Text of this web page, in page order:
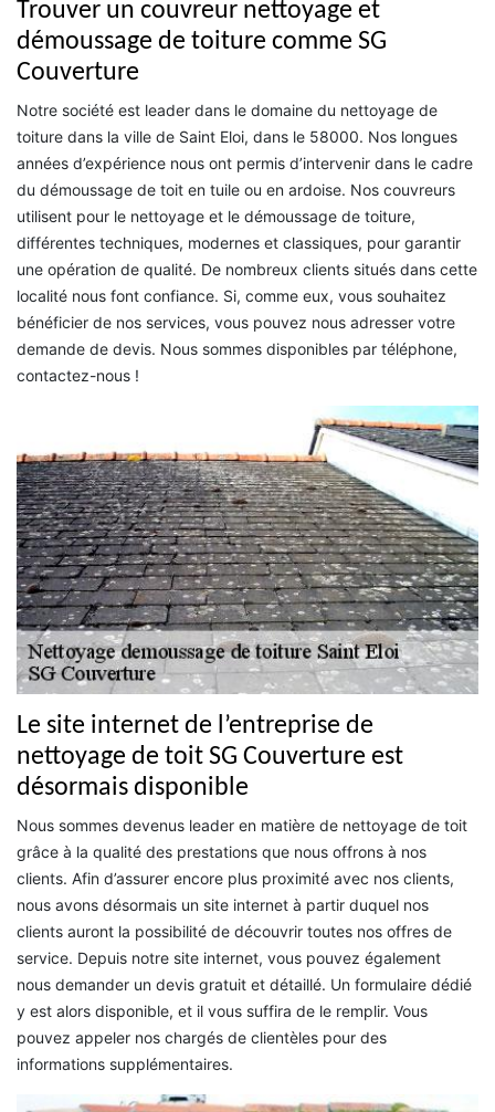
Trouver un couvreur nettoyage et
démoussage de toiture comme SG
Couverture
Notre société est leader dans le domaine du nettoyage de
toiture dans la ville de Saint Eloi, dans le 58000. Nos longues
années d’expérience nous ont permis d’intervenir dans le cadre
du démoussage de toit en tuile ou en ardoise. Nos couvreurs
utilisent pour le nettoyage et le démoussage de toiture,
différentes techniques, modernes et classiques, pour garantir
une opération de qualité. De nombreux clients situés dans cette
localité nous font confiance. Si, comme eux, vous souhaitez
bénéficier de nos services, vous pouvez nous adresser votre
demande de devis. Nous sommes disponibles par téléphone,
contactez-nous !
Le site internet de l’entreprise de
nettoyage de toit SG Couverture est
désormais disponible
Nous sommes devenus leader en matière de nettoyage de toit
grâce à la qualité des prestations que nous offrons à nos
clients. Afin d’assurer encore plus proximité avec nos clients,
nous avons désormais un site internet à partir duquel nos
clients auront la possibilité de découvrir toutes nos offres de
service. Depuis notre site internet, vous pouvez également
nous demander un devis gratuit et détaillé. Un formulaire dédié
y est alors disponible, et il vous suffira de le remplir. Vous
pouvez appeler nos chargés de clientèles pour des
informations supplémentaires.